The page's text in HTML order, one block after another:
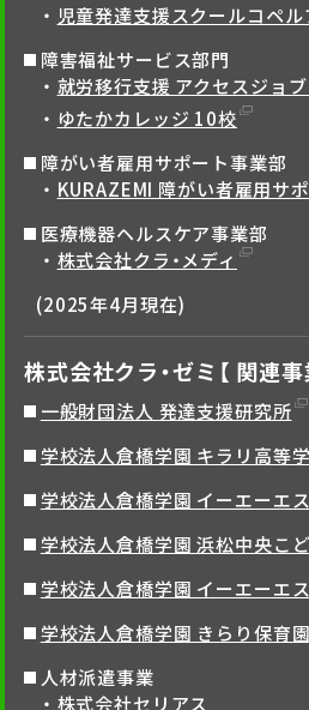
児童発達支援スクールコペ
障害福祉サービス部門
就労移行支援 アクセスジョ
ゆたかカレッジ 10校
障がい者雇用サポート事業部
KURAZEMI 障がい者雇用サ
医療機器ヘルスケア事業部
株式会社クラ・メディ
(2025年4月現在)
株式会社クラ・ゼミ【 関連事
一般財団法人 発達支援研究所
学校法人倉橋学園 キラリ高等
学校法人倉橋学園 イーエーエ
学校法人倉橋学園 浜松中央こ
学校法人倉橋学園 イーエーエ
学校法人倉橋学園 きらり保育
人材派遣事業
株式会社セリアス